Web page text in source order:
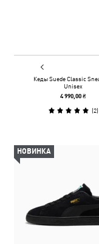
Кеды Suede Classic
Unisex
4 990,00 ₴
(2)
НОВИНКА